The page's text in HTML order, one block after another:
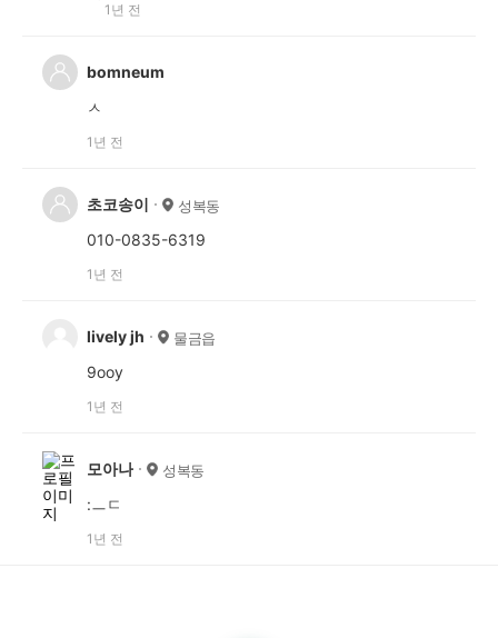
1년 전
bomneum
ㅅ
1년 전
초코송이 성복동
010-0835-6319
1년 전
lively jh 물금읍
9ooy
1년 전
모아나 성복동
:ㅡㄷ
1년 전